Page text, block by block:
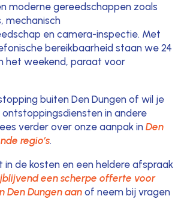
moderne gereedschappen zoals
mechanisch
en camera-inspectie. Met
bereikbaarheid staan we 24
het weekend, paraat voor
buiten Den Dungen of wil je
in andere
verder over onze aanpak in Den
regio’s.
in de kosten en een heldere afspraak
een scherpe offerte voor
Den Dungen aanof neem bij vragen